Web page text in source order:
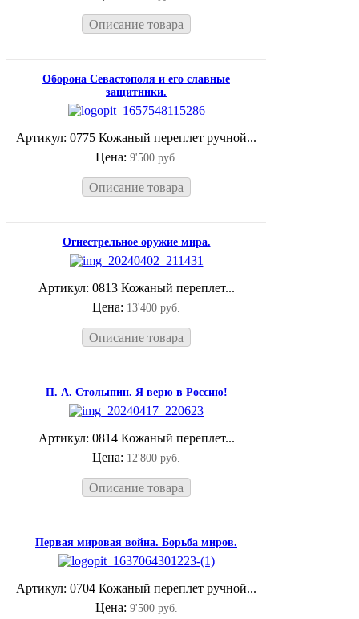
Описание товара
Оборона Севастополя и его славные
защитники.
Артикул: 0775 Кожаный переплет ручной...
Цена: 9'500 руб.
Описание товара
Огнестрельное оружие мира.
Артикул: 0813 Кожаный переплет...
Цена: 13'400 руб.
Описание товара
П. А. Столыпин. Я верю в Россию!
Артикул: 0814 Кожаный переплет...
Цена: 12'800 руб.
Описание товара
Первая мировая война. Борьба миров.
Артикул: 0704 Кожаный переплет ручной...
Цена: 9'500 руб.